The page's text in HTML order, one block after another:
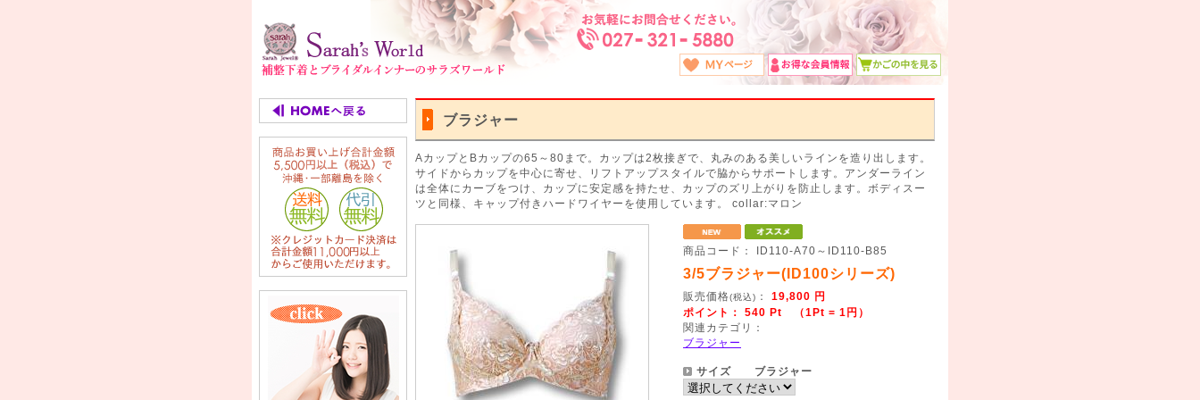
ブラジャー
AカップとBカップの65～80まで。カップは2枚接ぎで、丸みのある美しいラインを造り出します。
サイドからカップを中心に寄せ、リフトアップスタイルで脇からサポートします。アンダーライン
は全体にカーブをつけ、カップに安定感を持たせ、カップのズリ上がりを防止します。ボディスー
ツと同様、キャップ付きハードワイヤーを使用しています。 collar:マロン
商品コード： ID110-A70～ID110-B85
3/5ブラジャー(ID100シリーズ)
販売価格(税込) ： 19,800 円
ポイント： 540 Pt （1Pt = 1円）
関連カテゴリ：
ブラジャー
サイズ ブラジャー